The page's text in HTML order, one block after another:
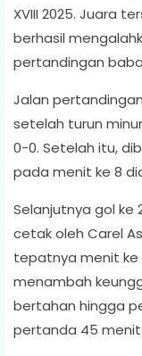
XVIII 2025. Juara
berhasil
pertandingan
Jalan
setelah turun
0-0. Setelah itu,
pada menit ke 8
Selanjutnya gol ke
cetak oleh Carel
tepatnya menit ke
menambah
bertahan hingga
pertanda 45 menit